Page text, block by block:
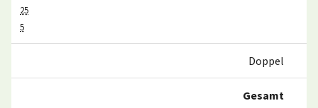
25
5
Doppel
Gesamt